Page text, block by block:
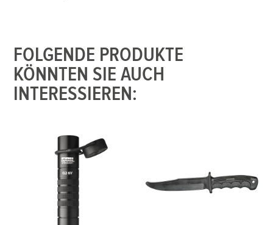
FOLGENDE PRODUKTE
KÖNNTEN SIE AUCH
INTERESSIEREN: